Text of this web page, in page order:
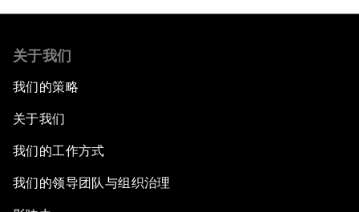
关于我们
我们的策略
关于我们
我们的工作方式
我们的领导团队与组织治理